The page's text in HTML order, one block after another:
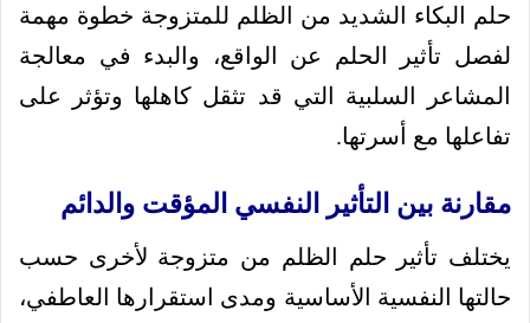
حلم البكاء الشديد من الظلم للمتزوجة خطوة مهمة
لفصل تأثير الحلم عن الواقع، والبدء في معالجة
المشاعر السلبية التي قد تثقل كاهلها وتؤثر على
تفاعلها مع أسرتها.
مقارنة بين التأثير النفسي المؤقت والدائم
يختلف تأثير حلم الظلم من متزوجة لأخرى حسب
حالتها النفسية الأساسية ومدى استقرارها العاطفي،